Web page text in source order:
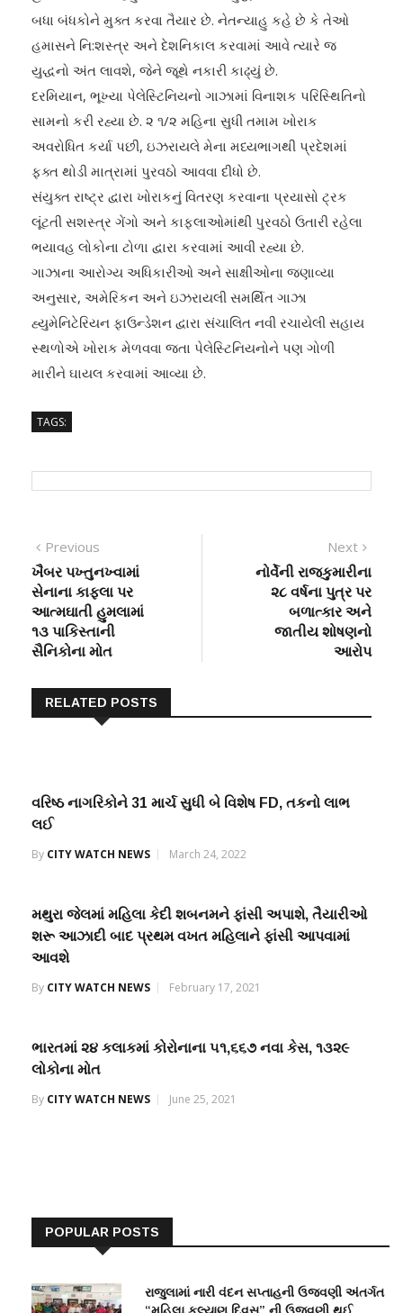
બધા બંધકોને મુક્ત કરવા તૈયાર છે. નેતન્યાહુ કહે છે કે તેઓ
હમાસને નિ:શસ્ત્ર અને દેશનિકાલ કરવામાં આવે ત્યારે જ
યુદ્ધનો અંત લાવશે, જેને જૂથે નકારી કાઢ્યું છે.
દરમિયાન, ભૂખ્યા પેલેસ્ટિનિયનો ગાઝામાં વિનાશક પરિસ્થિતિનો
સામનો કરી રહ્યા છે. ૨ ૧/૨ મહિના સુધી તમામ ખોરાક
અવરોધિત કર્યા પછી, ઇઝરાયલે મેના મધ્યભાગથી પ્રદેશમાં
ફક્ત થોડી માત્રામાં પુરવઠો આવવા દીધો છે.
સંયુક્ત રાષ્ટ્ર દ્વારા ખોરાકનું વિતરણ કરવાના પ્રયાસો ટ્રક
લૂંટતી સશસ્ત્ર ગેંગો અને કાફલાઓમાંથી પુરવઠો ઉતારી રહેલા
ભયાવહ લોકોના ટોળા દ્વારા કરવામાં આવી રહ્યા છે.
ગાઝાના આરોગ્ય અધિકારીઓ અને સાક્ષીઓના જણાવ્યા
અનુસાર, અમેરિકન અને ઇઝરાયલી સમર્થિત ગાઝા
હ્યુમેનિટેરિયન ફાઉન્ડેશન દ્વારા સંચાલિત નવી રચાયેલી સહાય
સ્થળોએ ખોરાક મેળવવા જતા પેલેસ્ટિનિયનોને પણ ગોળી
મારીને ઘાયલ કરવામાં આવ્યા છે.
TAGS:
Post
navigation
Previous
post:
ખૈબર પખ્તુનખ્વામાં
સેનાના કાફલા પર
આત્મઘાતી હુમલામાં
૧૩ પાકિસ્તાની
સૈનિકોના મોત
Next
post:
નોર્વેની રાજકુમારીના
૨૮ વર્ષના પુત્ર પર
બળાત્કાર અને
જાતીય શોષણનો
આરોપ
RELATED POSTS
વરિષ્ઠ નાગરિકોને 31 માર્ચ સુધી બે વિશેષ FD, તકનો લાભ
લઈ
By CITY WATCH NEWS March 24, 2022
મથુરા જેલમાં મહિલા કેદી શબનમને ફાંસી અપાશે, તૈયારીઓ
શરૂ આઝાદી બાદ પ્રથમ વખત મહિલાને ફાંસી આપવામાં
આવશે
By CITY WATCH NEWS February 17, 2021
ભારતમાં ૨૪ કલાકમાં કોરોનાના ૫૧,૬૬૭ નવા કેસ, ૧૩૨૯
લોકોના મોત
By CITY WATCH NEWS June 25, 2021
POPULAR POSTS
રાજુલામાં નારી વંદન સપ્તાહની ઉજવણી અંતર્ગત
“મહિલા કલ્યાણ દિવસ” ની ઉજવણી થઈ